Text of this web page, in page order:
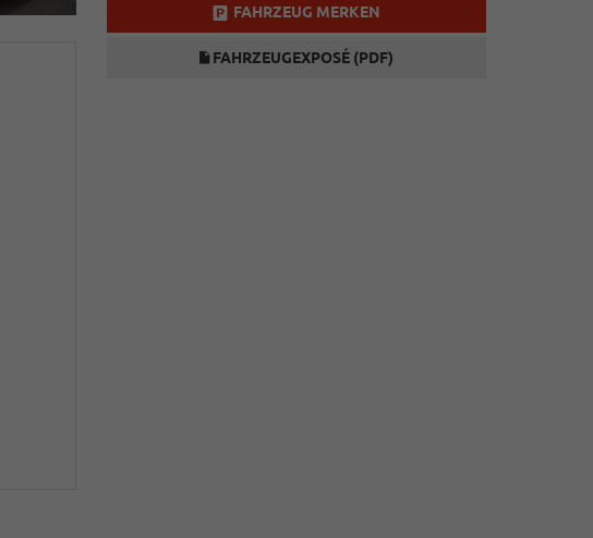
FAHRZEUG MERKEN
FAHRZEUGEXPOSÉ (PDF)